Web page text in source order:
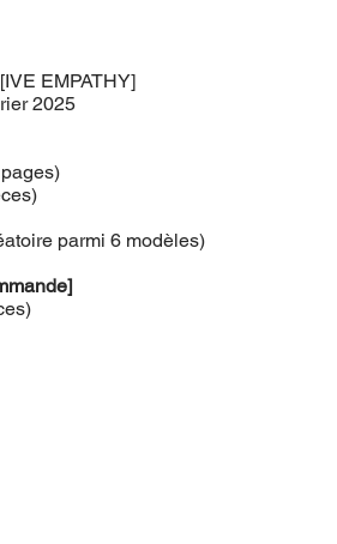
EMPATHY]
2025
parmi 6 modèles)